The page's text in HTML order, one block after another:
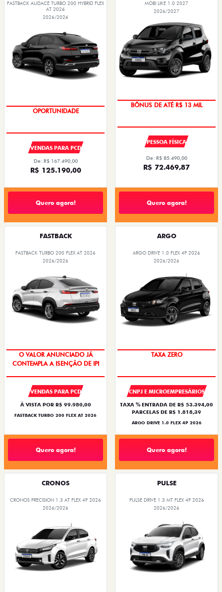
FASTBACK AUDACE TURBO 200 HYBRID FLEX
AT 2026
2026/2026
OPORTUNIDADE
VENDAS PARA PCD
De: R$ 167.490,00
R$ 125.190,00
Quero agora!
MOBI LIKE 1.0 2027
2026/2027
BÔNUS DE ATÉ R$ 13 MIL
PESSOA FÍSICA
De: R$ 85.490,00
R$ 72.469,87
Quero agora!
FASTBACK
FASTBACK TURBO 200 FLEX AT 2026
2026/2026
O VALOR ANUNCIADO JÁ
CONTEMPLA A ISENÇÃO DE IPI
VENDAS PARA PCD
À VISTA POR R$ 99.980,00
FASTBACK TURBO 200 FLEX AT 2026
Quero agora!
ARGO
ARGO DRIVE 1.0 FLEX 4P 2026
2026/2026
TAXA ZERO
CNPJ E MICROEMPRESÁRIOS
TAXA % ENTRADA DE R$ 53.394,00
PARCELAS DE R$ 1.818,39
ARGO DRIVE 1.0 FLEX 4P 2026
Quero agora!
CRONOS
CRONOS PRECISION 1.3 AT FLEX 4P 2026
2026/2026
PULSE
PULSE DRIVE 1.3 MT FLEX 4P 2026
2026/2026